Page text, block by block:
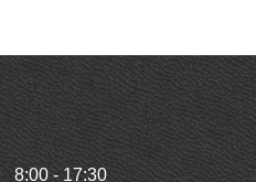
8:00 - 17:30